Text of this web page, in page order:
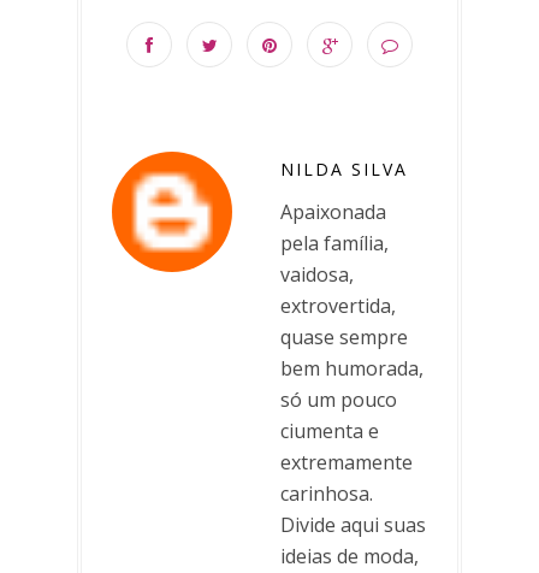
NILDA SILVA
Apaixonada
pela família,
vaidosa,
extrovertida,
quase sempre
bem humorada,
só um pouco
ciumenta e
extremamente
carinhosa.
Divide aqui suas
ideias de moda,